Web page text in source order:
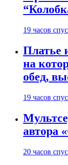
19 часов
Платье
на
обед,
19 часов
автора
20 часов